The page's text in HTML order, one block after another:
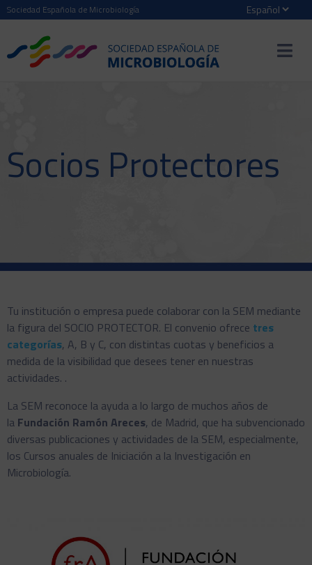
Sociedad Española de Microbiología
Socios Protectores
Tu institución o empresa puede colaborar con la SEM mediante
la figura del SOCIO PROTECTOR. El convenio ofrece tres
categorías, A, B y C, con distintas cuotas y beneficios a
medida de la visibilidad que desees tener en nuestras
actividades. .
La SEM reconoce la ayuda a lo largo de muchos años de
la Fundación Ramón Areces, de Madrid, que ha subvencionado
diversas publicaciones y actividades de la SEM, especialmente,
los Cursos anuales de Iniciación a la Investigación en
Microbiología.